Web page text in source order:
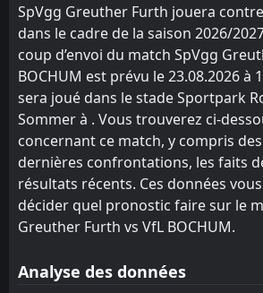
11:00
23Aug
SpVgg Greuther Furth
VfL BOCHUM
16:30
14Aug
Eintracht Braunschweig
VfL BOCHUM
20:30
VfL BOCHUM
Hertha Berlin
FT
14:00
VfL BOCHUM
Sheffield Utd
FT
11:00
Werder Bremen
SpVgg Greuther Furth jouera contre
dans le cadre de la saison 2026/
coup d’envoi du match SpVgg
BOCHUM est prévu le 23.08.2026 à
sera joué dans le stade Sportpark
Sommer à . Vous trouverez ci-
concernant ce match, y compris
dernières confrontations, les faits
résultats récents. Ces données
décider quel pronostic faire sur le
Greuther Furth vs VfL BOCHUM.
Analyse des données